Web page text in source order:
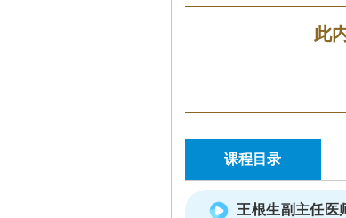
此
课程目录
王根生副主任医